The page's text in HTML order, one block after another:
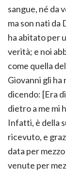
sangue, né da
ma son nati da
ha abitato per
verità; e noi
come quella
Giovanni gli ha
dicendo: [Era
dietro a me mi
Infatti, è della
ricevuto, e
data per
venute per